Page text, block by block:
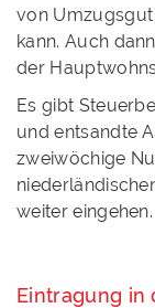
von
kann. Auch
der
Es gibt
und entsandte
zweiwöchige
weiter eingehen.
Eintragung in